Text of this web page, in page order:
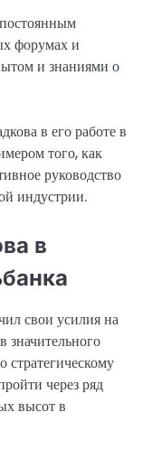
форумах и
и знаниями о
в его работе в
того, как
руководство
индустрии.
в
свои усилия на
значительного
стратегическому
через ряд
высот в